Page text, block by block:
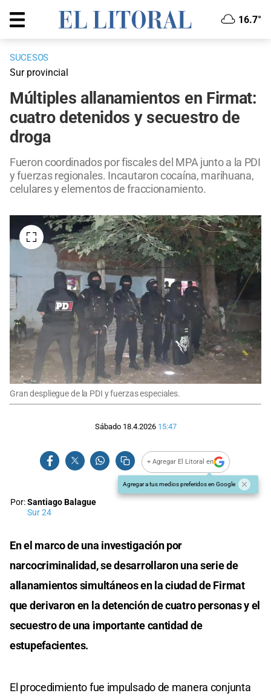
16.7°
SUCESOS
Sur provincial
Múltiples allanamientos en Firmat:
cuatro detenidos y secuestro de
droga
Fueron coordinados por fiscales del MPA junto a la PDI
y fuerzas regionales. Incautaron cocaína, marihuana,
celulares y elementos de fraccionamiento.
Gran despliegue de la PDI y fuerzas especiales.
Sábado 18.4.2026 15:47
+ Agregar El Litoral en
Agregar a tus medios preferidos en Google
Por:Santiago Balague
Sur 24
En el marco de una investigación por
narcocriminalidad, se desarrollaron una serie de
allanamientos simultáneos en la ciudad de Firmat
que derivaron en la detención de cuatro personas y el
secuestro de una importante cantidad de
estupefacientes.
El procedimiento fue impulsado de manera conjunta